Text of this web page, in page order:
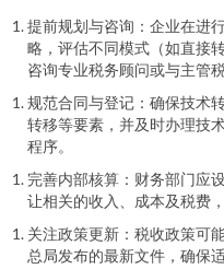
提前规划与咨询：企业在进
略，评估不同模式（如直接
咨询专业税务顾问或与主管
规范合同与登记：确保技术
转移等要素，并及时办理技
程序。
完善内部核算：财务部门应
让相关的收入、成本及税费
关注政策更新：税收政策可
总局发布的最新文件，确保